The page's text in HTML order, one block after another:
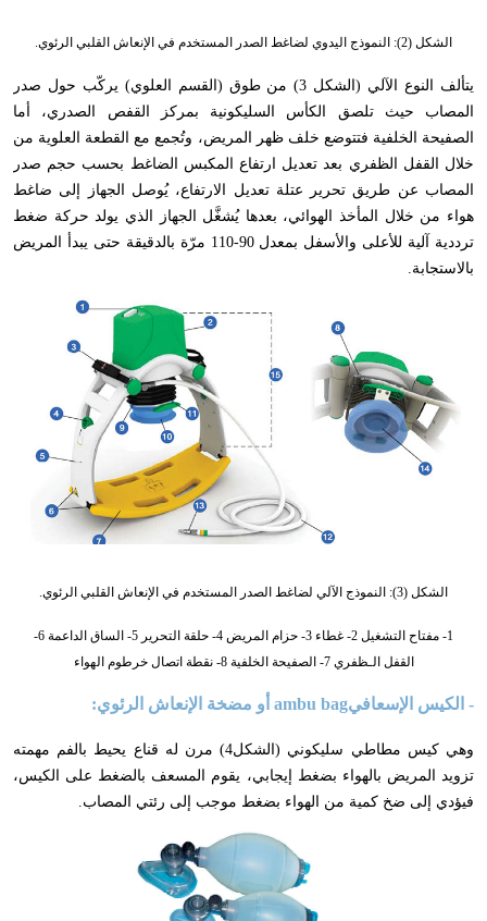
الشكل (2): النموذج اليدوي لضاغط الصدر المستخدم في الإنعاش القلبي الرئوي.
يتألف النوع الآلي (الشكل 3) من طوق (القسم العلوي) يركّب حول صدر
المصاب حيث تلصق الكأس السليكونية بمركز القفص الصدري، أما
الصفيحة الخلفية فتتوضع خلف ظهر المريض، وتُجمع مع القطعة العلوية من
خلال القفل الظفري بعد تعديل ارتفاع المكبس الضاغط بحسب حجم صدر
المصاب عن طريق تحرير عتلة تعديل الارتفاع، يُوصل الجهاز إلى ضاغط
هواء من خلال المأخذ الهوائي، بعدها يُشغَّل الجهاز الذي يولد حركة ضغط
ترددية آلية للأعلى والأسفل بمعدل 90-110 مرّة بالدقيقة حتى يبدأ المريض
بالاستجابة.
الشكل (3): النموذج الآلي لضاغط الصدر المستخدم في الإنعاش القلبي الرئوي.
1- مفتاح التشغيل 2- غطاء 3- حزام المريض 4- حلقة التحرير 5- الساق الداعمة 6-
القفل الـظفري 7- الصفيحة الخلفية 8- نقطة اتصال خرطوم الهواء
- الكيس الإسعافيambu bag أو مضخة الإنعاش الرئوي:
وهي كيس مطاطي سليكوني (الشكل4) مرن له قناع يحيط بالفم مهمته
تزويد المريض بالهواء بضغط إيجابي، يقوم المسعف بالضغط على الكيس،
فيؤدي إلى ضخ كمية من الهواء بضغط موجب إلى رئتي المصاب.